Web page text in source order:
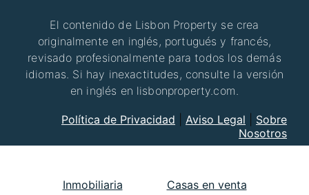
El contenido de Lisbon Property se crea
originalmente en inglés, portugués y francés,
revisado profesionalmente para todos los demás
idiomas. Si hay inexactitudes, consulte la versión
en inglés en lisbonproperty.com.
Política de Privacidad Aviso Legal
Sobre
Nosotros
Inmobiliaria Casas en venta